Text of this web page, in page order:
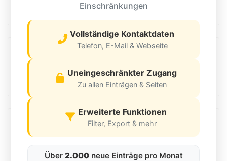
4100 Ottensheim
IKEA
3. Quartal 2026
9020 Klagenfurt am Wörthersee
FC St. Pauli - Fanshop
3. Quartal 2026
20457 Hamburg
Einschränkungen
Vollständige Kontaktdaten
Telefon, E-Mail & Webseite
Uneingeschränkter Zugang
Zu allen Einträgen & Seiten
Erweiterte Funktionen
Filter, Export & mehr
Über 2.000neue Einträge pro Monat